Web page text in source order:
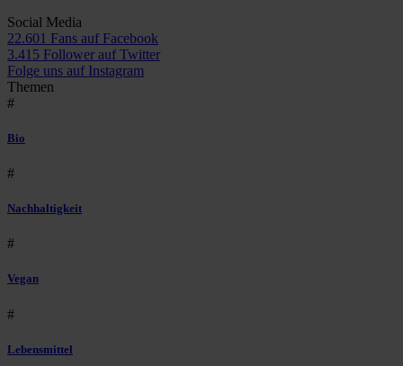
Social Media
22.601 Fans auf Facebook
3.415 Follower auf Twitter
Folge uns auf Instagram
Themen
#
Bio
#
Nachhaltigkeit
#
Vegan
#
Lebensmittel